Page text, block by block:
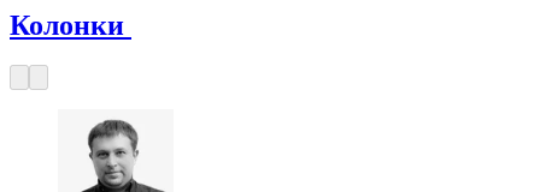
Колонки